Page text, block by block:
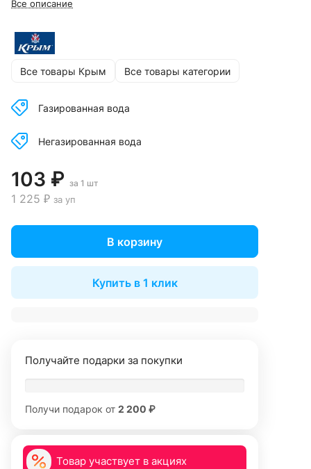
Все описание
Все товары Крым Все товары категории
Газированная вода
Негазированная вода
103 ₽ за 1 шт
1 225 ₽ за уп
В корзину
Купить в 1 клик
Получайте подарки за покупки
Получи подарок от 2 200 ₽
Товар участвует в акциях